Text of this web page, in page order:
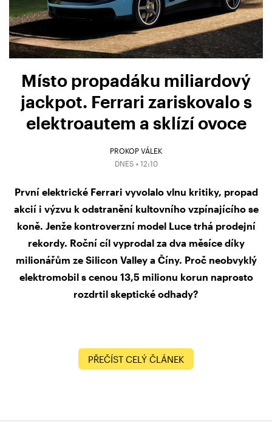
Místo propadáku miliardový
jackpot. Ferrari zariskovalo s
elektroautem a sklízí ovoce
PROKOP VÁLEK
DNES • 12:10
První elektrické Ferrari vyvolalo vlnu kritiky, propad
akcií i výzvu k odstranění kultovního vzpínajícího se
koně. Jenže kontroverzní model Luce trhá prodejní
rekordy. Roční cíl vyprodal za dva měsíce díky
milionářům ze Silicon Valley a Číny. Proč neobvyklý
elektromobil s cenou 13,5 milionu korun naprosto
rozdrtil skeptické odhady?
PŘEČÍST CELÝ ČLÁNEK